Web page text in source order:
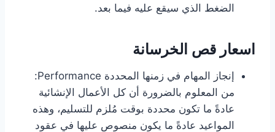
الضغط الذي سيقع عليه فيما بعد.
اسعار قص الخرسانة
إنجاز المهام في زمنها المحددة Performance:
من المعلوم بالضرورة أن كل الأعمال الإنشائية
عادةً ما تكون محددة بوقت مُلزم للتسليم، وهذه
المواعيد عادةً ما يكون منصوص عليها في عقود